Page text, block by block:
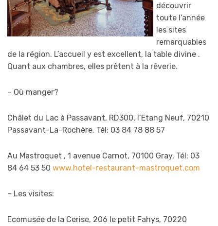
découvrir
toute l’année
les sites
remarquables
de la région. L’accueil y est excellent, la table divine .
Quant aux chambres, elles prêtent à la rêverie.
– Où manger?
Châlet du Lac à Passavant, RD300, l’Etang Neuf, 70210
Passavant-La-Rochère. Tél: 03 84 78 88 57
Au Mastroquet , 1 avenue Carnot, 70100 Gray. Tél: 03
84 64 53 50 www.hotel-restaurant-mastroquet.com
– Les visites:
Ecomusée de la Cerise, 206 le petit Fahys, 70220